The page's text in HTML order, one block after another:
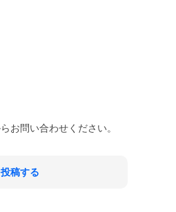
お問い合わせください。
稿する